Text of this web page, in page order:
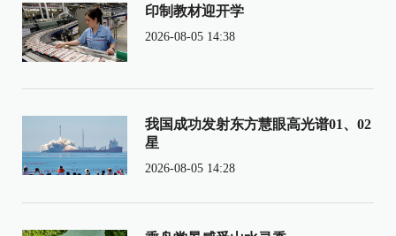
印制教材迎开学
2026-08-05 14:38
我国成功发射东方慧眼高光谱01、02
星
2026-08-05 14:28